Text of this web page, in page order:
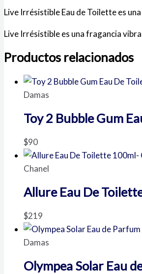
Live Irrésistible Eau de Toilette es
Live Irrésistible es una fragancia
Productos relacionados
Damas
Toy 2 Bubble Gum
$90
Chanel
Allure Eau De
$219
Damas
Olympea Solar Eau